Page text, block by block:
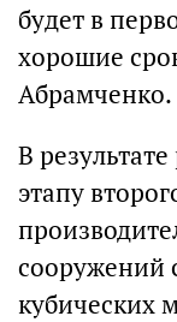
будет в
хорошие
Абрамченко.
В
этапу
сооружений
кубических